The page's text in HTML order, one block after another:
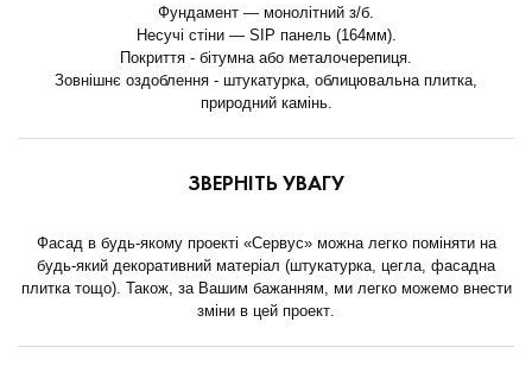
Фундамент — монолітний з/б.
Несучі стіни — SIP панель (164мм).
Покриття - бітумна або металочерепиця.
Зовнішнє оздоблення - штукатурка, облицювальна плитка,
природний камінь.
ЗВЕРНІТЬ УВАГУ
Фасад в будь-якому проекті «Сервус» можна легко поміняти на
будь-який декоративний матеріал (штукатурка, цегла, фасадна
плитка тощо). Також, за Вашим бажанням, ми легко можемо внести
зміни в цей проект.